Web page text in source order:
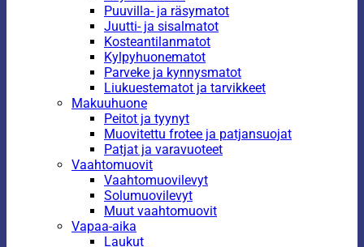
Puuvilla- ja räsymatot
Juutti- ja sisalmatot
Kosteantilanmatot
Kylpyhuonematot
Parveke ja kynnysmatot
Liukuestematot ja tarvikkeet
Makuuhuone
Peitot ja tyynyt
Muovitettu frotee ja patjansuojat
Patjat ja varavuoteet
Vaahtomuovit
Vaahtomuovilevyt
Solumuovilevyt
Muut vaahtomuovit
Vapaa-aika
Laukut